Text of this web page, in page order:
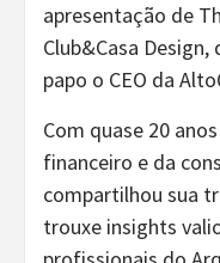
apresentação de
Club&Casa
papo o CEO da
Com quase 20
financeiro e da
compartilhou sua
trouxe insights